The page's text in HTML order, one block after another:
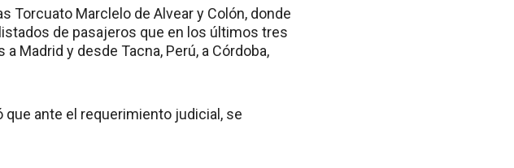
Torcuato Marclelo de Alvear y Colón, donde
de pasajeros que en los últimos tres
Madrid y desde Tacna, Perú, a Córdoba,
ante el requerimiento judicial, se